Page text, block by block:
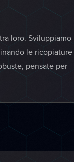
loro. Sviluppiamo
le ricopiature
pensate per